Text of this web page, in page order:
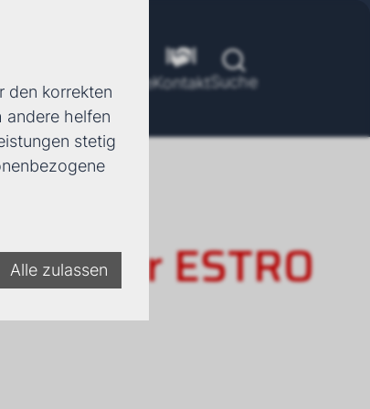
KarriereKontaktSuche
ESTRO
den korrekten
andere helfen
stetig
Alle zulassen